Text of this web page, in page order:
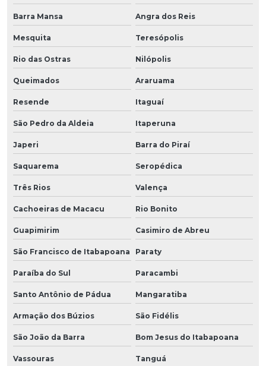
Barra Mansa Angra dos Reis
Mesquita Teresópolis
Rio das Ostras Nilópolis
Queimados Araruama
Resende Itaguaí
São Pedro da Aldeia Itaperuna
Japeri Barra do Piraí
Saquarema Seropédica
Três Rios Valença
Cachoeiras de Macacu Rio Bonito
Guapimirim Casimiro de Abreu
São Francisco de Itabapoana Paraty
Paraíba do Sul Paracambi
Santo Antônio de Pádua Mangaratiba
Armação dos Búzios São Fidélis
São João da Barra Bom Jesus do Itabapoana
Vassouras Tanguá